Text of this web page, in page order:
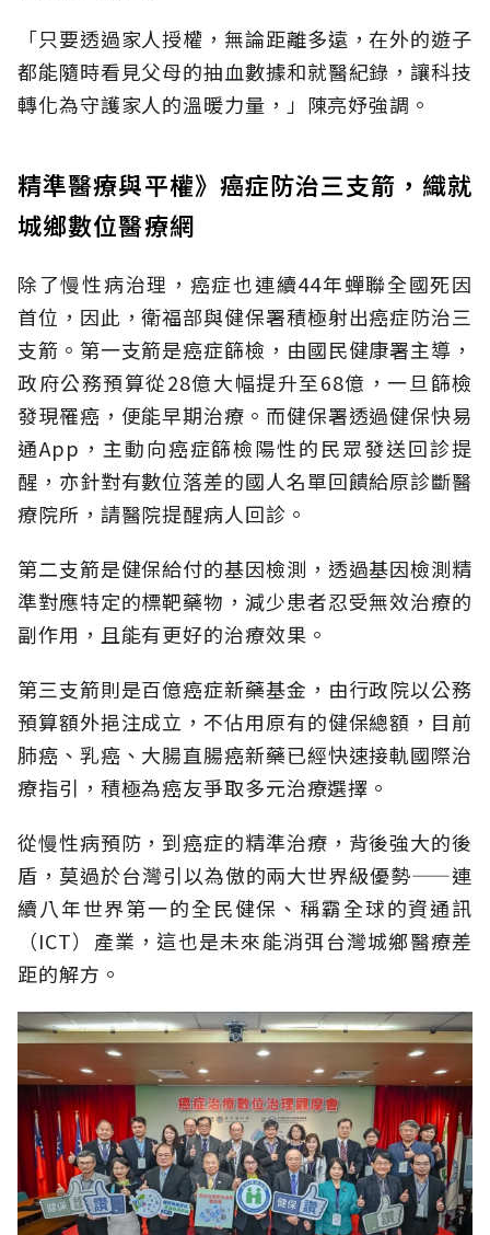
「只要透過家人授權，無論距離多遠，在外的遊子
都能隨時看見父母的抽血數據和就醫紀錄，讓科技
轉化為守護家人的溫暖力量，」陳亮妤強調。
精準醫療與平權》癌症防治三支箭，織就
城鄉數位醫療網
除了慢性病治理，癌症也連續44年蟬聯全國死因
首位，因此，衛福部與健保署積極射出癌症防治三
支箭。第一支箭是癌症篩檢，由國民健康署主導，
政府公務預算從28億大幅提升至68億，一旦篩檢
發現罹癌，便能早期治療。而健保署透過健保快易
通App，主動向癌症篩檢陽性的民眾發送回診提
醒，亦針對有數位落差的國人名單回饋給原診斷醫
療院所，請醫院提醒病人回診。
第二支箭是健保給付的基因檢測，透過基因檢測精
準對應特定的標靶藥物，減少患者忍受無效治療的
副作用，且能有更好的治療效果。
第三支箭則是百億癌症新藥基金，由行政院以公務
預算額外挹注成立，不佔用原有的健保總額，目前
肺癌、乳癌、大腸直腸癌新藥已經快速接軌國際治
療指引，積極為癌友爭取多元治療選擇。
從慢性病預防，到癌症的精準治療，背後強大的後
盾，莫過於台灣引以為傲的兩大世界級優勢——連
續八年世界第一的全民健保、稱霸全球的資通訊
（ICT）產業，這也是未來能消弭台灣城鄉醫療差
距的解方。